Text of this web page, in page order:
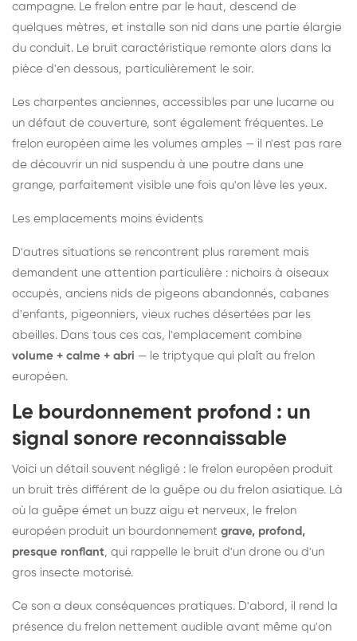
campagne. Le frelon entre par le haut, descend de
quelques mètres, et installe son nid dans une partie élargie
du conduit. Le bruit caractéristique remonte alors dans la
pièce d'en dessous, particulièrement le soir.
Les charpentes anciennes, accessibles par une lucarne ou
un défaut de couverture, sont également fréquentes. Le
frelon européen aime les volumes amples — il n'est pas rare
de découvrir un nid suspendu à une poutre dans une
grange, parfaitement visible une fois qu'on lève les yeux.
Les emplacements moins évidents
D'autres situations se rencontrent plus rarement mais
demandent une attention particulière : nichoirs à oiseaux
occupés, anciens nids de pigeons abandonnés, cabanes
d'enfants, pigeonniers, vieux ruches désertées par les
abeilles. Dans tous ces cas, l'emplacement combine
volume + calme + abri — le triptyque qui plaît au frelon
européen.
Le bourdonnement profond : un
signal sonore reconnaissable
Voici un détail souvent négligé : le frelon européen produit
un bruit très différent de la guêpe ou du frelon asiatique. Là
où la guêpe émet un buzz aigu et nerveux, le frelon
européen produit un bourdonnement grave, profond,
presque ronflant, qui rappelle le bruit d'un drone ou d'un
gros insecte motorisé.
Ce son a deux conséquences pratiques. D'abord, il rend la
présence du frelon nettement audible avant même qu'on